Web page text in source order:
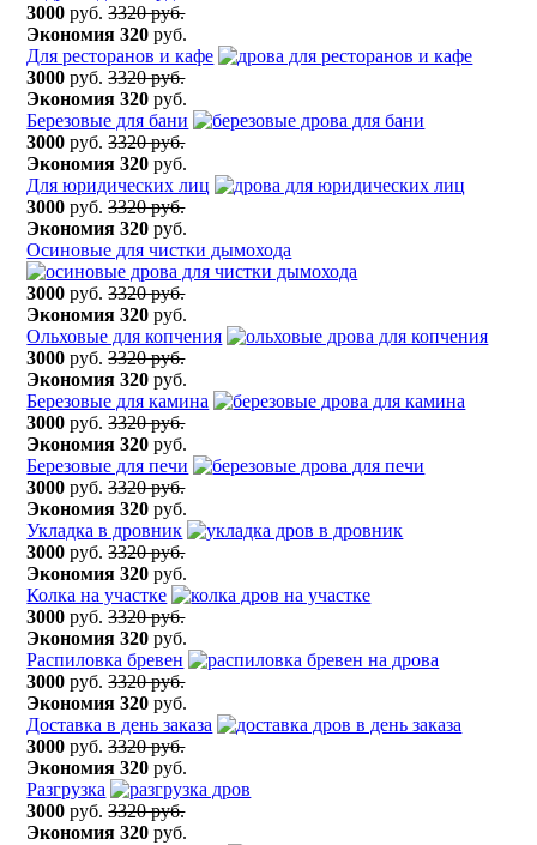
3000 руб.3320 руб.
Экономия 320 руб.
Для ресторанов и кафе
3000 руб.3320 руб.
Экономия 320 руб.
Березовые для бани
3000 руб.3320 руб.
Экономия 320 руб.
Для юридических лиц
3000 руб.3320 руб.
Экономия 320 руб.
Осиновые для чистки дымохода
3000 руб.3320 руб.
Экономия 320 руб.
Ольховые для копчения
3000 руб.3320 руб.
Экономия 320 руб.
Березовые для камина
3000 руб.3320 руб.
Экономия 320 руб.
Березовые для печи
3000 руб.3320 руб.
Экономия 320 руб.
Укладка в дровник
3000 руб.3320 руб.
Экономия 320 руб.
Колка на участке
3000 руб.3320 руб.
Экономия 320 руб.
Распиловка бревен
3000 руб.3320 руб.
Экономия 320 руб.
Доставка в день заказа
3000 руб.3320 руб.
Экономия 320 руб.
Разгрузка
3000 руб.3320 руб.
Экономия 320 руб.